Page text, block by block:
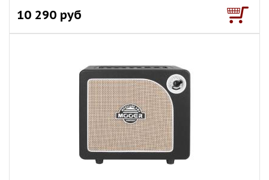
10 290 руб